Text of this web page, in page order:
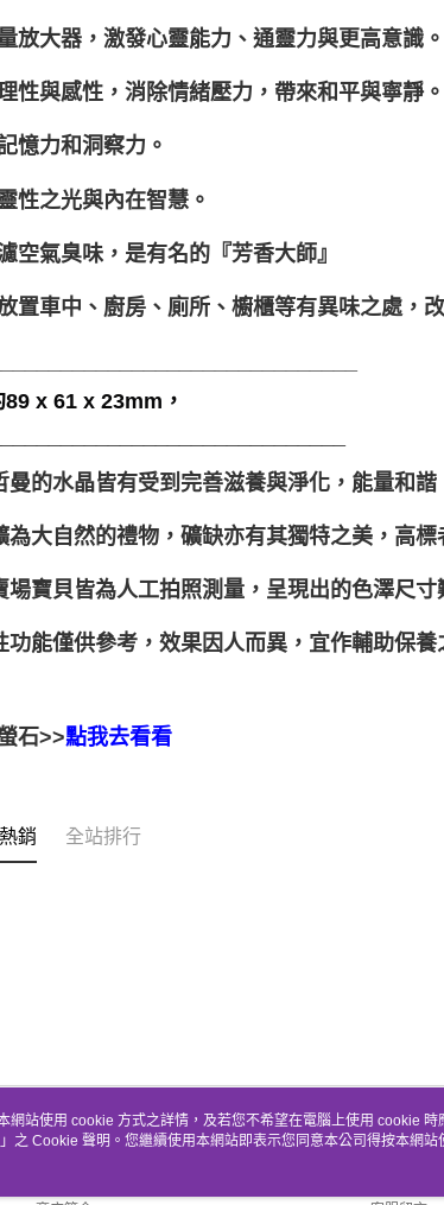
放大器，激發心靈能力、通靈力與更高意識。
性與感性，消除情緒壓力，帶來和平與寧靜。
憶力和洞察力。
性之光與內在智慧。
空氣臭味，是有名的『芳香大師』
置車中、廚房、廁所、櫥櫃等有異味之處，
89 x 61 x 23mm，
曼的水晶皆有受到完善滋養與淨化，能量和
為大自然的禮物，礦缺亦有其獨特之美，高
場寶貝皆為人工拍照測量，呈現出的色澤尺
功能僅供參考，效果因人而異，宜作輔助保
石>>點我去看看
銷 全站排行
關於我們 客服資
網站使用 cookie 方式之詳情，及若您不希望在電腦上使用 cookie 時
」之 Cookie 聲明。您繼續使用本網站即表示您同意本公司得按本網